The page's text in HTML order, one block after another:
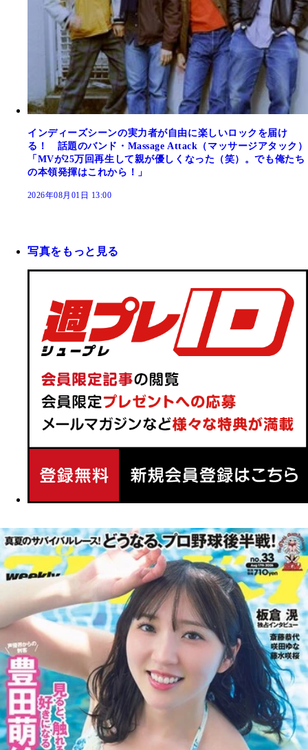
インディーズシーンの実力者が自由に楽しいロックを届け
る！ 話題のバンド・Massage Attack（マッサージアタック）
「MVが25万回再生して親が優しくなった（笑）。でも俺たち
の本領発揮はこれから！」
2026年08月01日 13:00
写真をもっと見る